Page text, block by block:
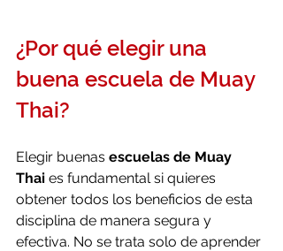
¿Por qué elegir una
buena escuela de Muay
Thai?
Elegir buenas escuelas de Muay
Thai es fundamental si quieres
obtener todos los beneficios de esta
disciplina de manera segura y
efectiva. No se trata solo de aprender